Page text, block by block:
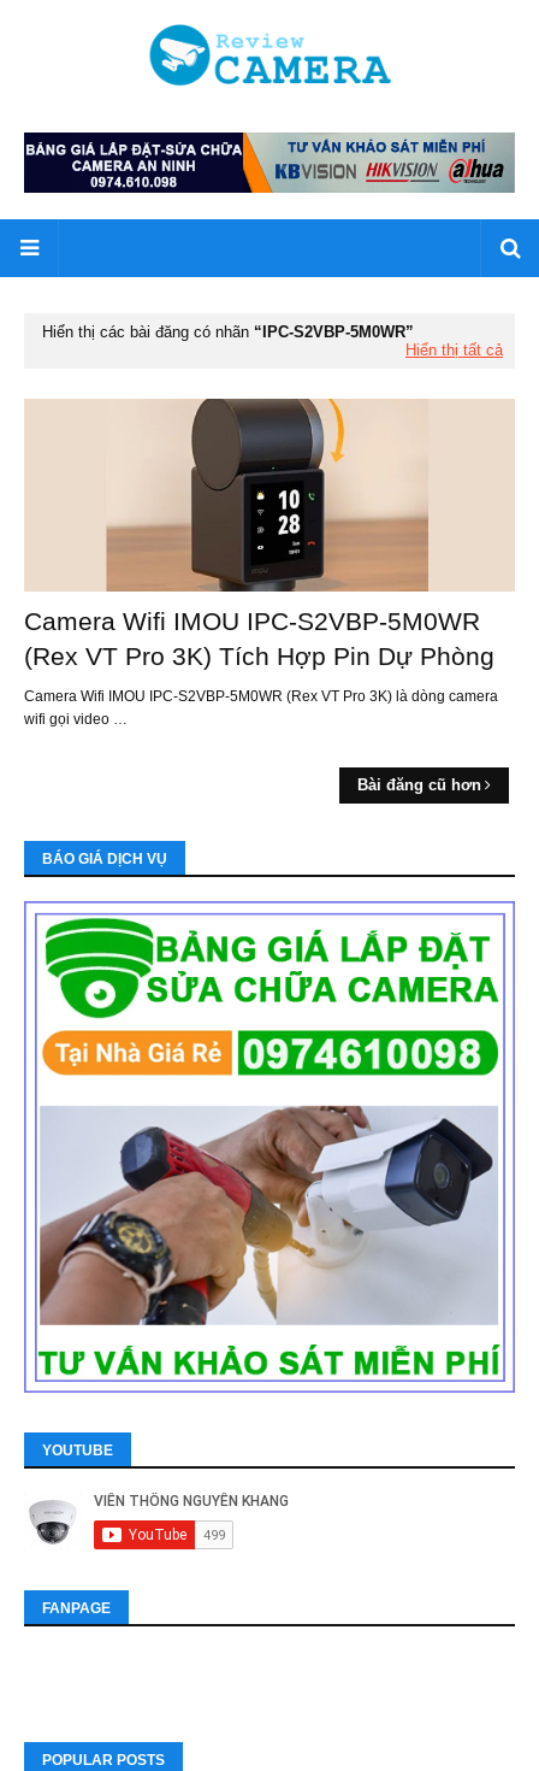
Hiển thị các bài đăng có nhãn
IPC-S2VBP-5M0WR
Hiển thị tất cả
Camera Wifi IMOU IPC-S2VBP-5M0WR
(Rex VT Pro 3K) Tích Hợp Pin Dự Phòng
Camera Wifi IMOU IPC-S2VBP-5M0WR (Rex VT Pro 3K) là dòng camera
wifi gọi video …
Bài đăng cũ hơn
BÁO GIÁ DỊCH VỤ
YOUTUBE
FANPAGE
POPULAR POSTS